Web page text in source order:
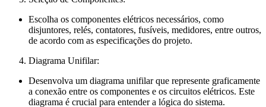
Escolha os componentes elétricos necessários, como
disjuntores, relés, contatores, fusíveis, medidores, entre outros,
de acordo com as especificações do projeto.
Diagrama Unifilar:
Desenvolva um diagrama unifilar que represente graficamente
a conexão entre os componentes e os circuitos elétricos. Este
diagrama é crucial para entender a lógica do sistema.